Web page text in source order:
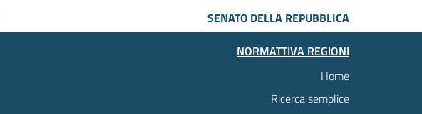
SENATO DELLA REPUBBLICA
NORMATTIVA REGIONI
Home
Ricerca semplice